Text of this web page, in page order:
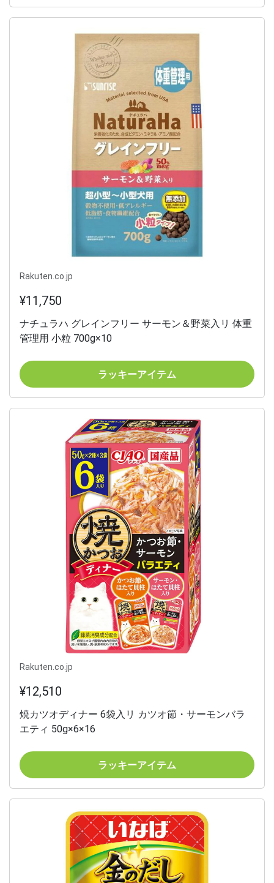
Rakuten.co.jp
¥11,750
ナチュラハ グレインフリー サーモン＆野菜入リ 体重
管理用 小粒 700g×10
ラッキーアイテム
Rakuten.co.jp
¥12,510
焼カツオディナー 6袋入リ カツオ節・サーモンバラ
エティ 50g×6×16
ラッキーアイテム